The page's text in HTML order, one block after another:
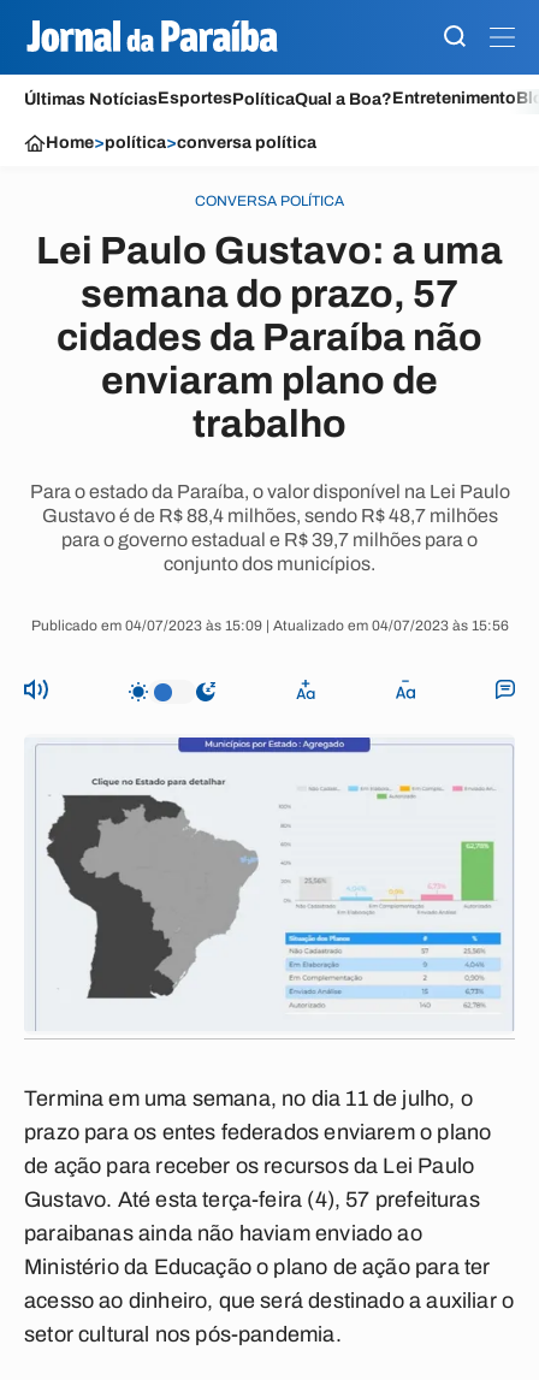
Últimas NotíciasEsportesPolíticaQual a Boa?Entretenimento
Home>política>conversa política
CONVERSA POLÍTICA
Lei Paulo Gustavo: a uma
semana do prazo, 57
cidades da Paraíba não
enviaram plano de
trabalho
Para o estado da Paraíba, o valor disponível na Lei Paulo
Gustavo é de R$ 88,4 milhões, sendo R$ 48,7 milhões
para o governo estadual e R$ 39,7 milhões para o
conjunto dos municípios.
Publicado em 04/07/2023 às 15:09 | Atualizado em 04/07/2023 às 15:56
Termina em uma semana, no dia 11 de julho, o
prazo para os entes federados enviarem o plano
de ação para receber os recursos da Lei Paulo
Gustavo. Até esta terça-feira (4), 57 prefeituras
paraibanas ainda não haviam enviado ao
Ministério da Educação o plano de ação para ter
acesso ao dinheiro, que será destinado a auxiliar o
setor cultural nos pós-pandemia.